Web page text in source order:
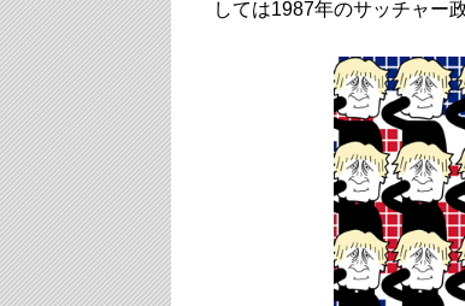
しては1987年のサッチャー